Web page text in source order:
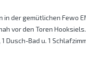
in der gemütlichen Fewo
vor den Toren
Dusch-Bad u. 1